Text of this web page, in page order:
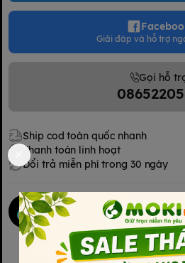
Giải đáp và hỗ trợ
Gọi hỗ
Ship cod toàn quốc nhanh
Thanh toán linh hoạt
Đổi trả miễn phí trong 30 ngày
Mokimart Office
Kết nối với chúng tôi
Kết nối với chúng tôi